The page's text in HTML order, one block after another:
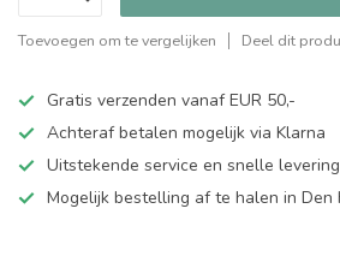
Toevoegen om te vergelijken Deel dit
Gratis verzenden vanaf EUR 50,-
Achteraf betalen mogelijk via Klarna
Uitstekende service en snelle levering
Mogelijk bestelling af te halen in Den